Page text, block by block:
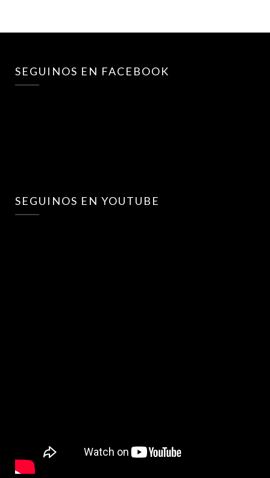
SEGUINOS EN FACEBOOK
SEGUINOS EN YOUTUBE